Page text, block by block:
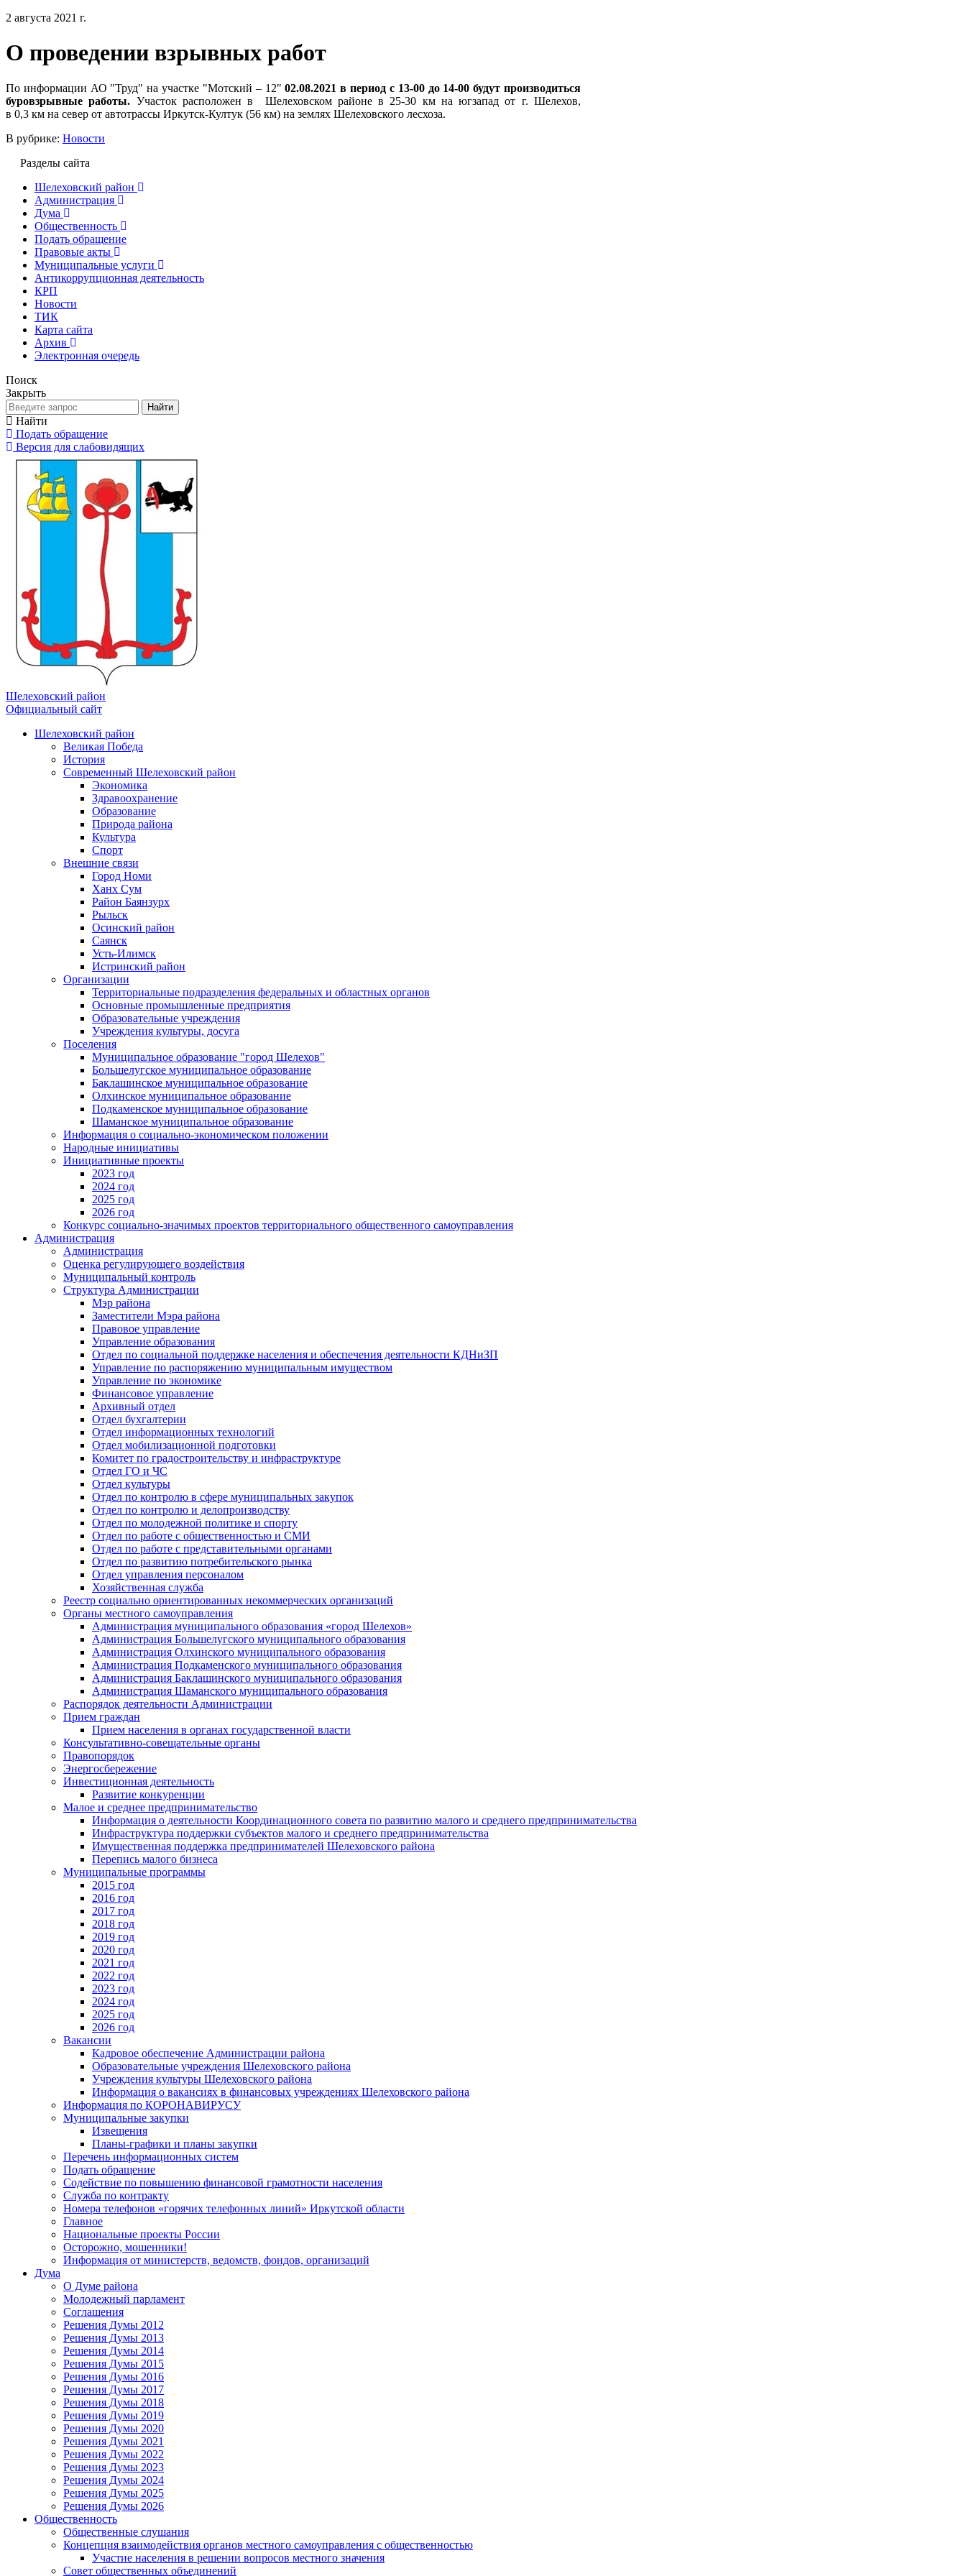
2 августа 2021 г.
О проведении взрывных работ
По информации АО "Труд" на участке "Мотский – 12" 02.08.2021 в период с 13-00 до 14-00 будут производиться
буровзрывные работы. Участок расположен в Шелеховском районе в 25-30 км на югзапад от г. Шелехов,
в 0,3 км на север от автотрассы Иркутск-Култук (56 км) на землях Шелеховского лесхоза.
В рубрике: Новости
Разделы сайта
Шелеховский район
Администрация
Дума
Общественность
Подать обращение
Правовые акты
Муниципальные услуги
Антикоррупционная деятельность
КРП
Новости
ТИК
Карта сайта
Архив
Электронная очередь
Поиск
Закрыть
Найти
Найти
Подать обращение
Версия для слабовидящих
Шелеховский район
Официальный сайт
Шелеховский район
Великая Победа
История
Современный Шелеховский район
Экономика
Здравоохранение
Образование
Природа района
Культура
Спорт
Внешние связи
Город Номи
Ханх Сум
Район Баянзурх
Рыльск
Осинский район
Саянск
Усть-Илимск
Истринский район
Организации
Территориальные подразделения федеральных и областных органов
Основные промышленные предприятия
Образовательные учреждения
Учреждения культуры, досуга
Поселения
Муниципальное образование "город Шелехов"
Большелугское муниципальное образование
Баклашинское муниципальное образование
Олхинское муниципальное образование
Подкаменское муниципальное образование
Шаманское муниципальное образование
Информация о социально-экономическом положении
Народные инициативы
Инициативные проекты
2023 год
2024 год
2025 год
2026 год
Конкурс социально-значимых проектов территориального общественного самоуправления
Администрация
Администрация
Оценка регулирующего воздействия
Муниципальный контроль
Структура Администрации
Мэр района
Заместители Мэра района
Правовое управление
Управление образования
Отдел по социальной поддержке населения и обеспечения деятельности КДНиЗП
Управление по распоряжению муниципальным имуществом
Управление по экономике
Финансовое управление
Архивный отдел
Отдел бухгалтерии
Отдел информационных технологий
Отдел мобилизационной подготовки
Комитет по градостроительству и инфраструктуре
Отдел ГО и ЧС
Отдел культуры
Отдел по контролю в сфере муниципальных закупок
Отдел по контролю и делопроизводству
Отдел по молодежной политике и спорту
Отдел по работе с общественностью и СМИ
Отдел по работе с представительными органами
Отдел по развитию потребительского рынка
Отдел управления персоналом
Хозяйственная служба
Реестр социально ориентированных некоммерческих организаций
Органы местного самоуправления
Администрация муниципального образования «город Шелехов»
Администрация Большелугского муниципального образования
Администрация Олхинского муниципального образования
Администрация Подкаменского муниципального образования
Администрация Баклашинского муниципального образования
Администрация Шаманского муниципального образования
Распорядок деятельности Администрации
Прием граждан
Прием населения в органах государственной власти
Консультативно-совещательные органы
Правопорядок
Энергосбережение
Инвестиционная деятельность
Развитие конкуренции
Малое и среднее предпринимательство
Информация о деятельности Координационного совета по развитию малого и среднего предпринимательства
Инфраструктура поддержки субъектов малого и среднего предпринимательства
Имущественная поддержка предпринимателей Шелеховского района
Перепись малого бизнеса
Муниципальные программы
2015 год
2016 год
2017 год
2018 год
2019 год
2020 год
2021 год
2022 год
2023 год
2024 год
2025 год
2026 год
Вакансии
Кадровое обеспечение Администрации района
Образовательные учреждения Шелеховского района
Учреждения культуры Шелеховского района
Информация о вакансиях в финансовых учреждениях Шелеховского района
Информация по КОРОНАВИРУСУ
Муниципальные закупки
Извещения
Планы-графики и планы закупки
Перечень информационных систем
Подать обращение
Содействие по повышению финансовой грамотности населения
Служба по контракту
Номера телефонов «горячих телефонных линий» Иркутской области
Главное
Национальные проекты России
Осторожно, мошенники!
Информация от министерств, ведомств, фондов, организаций
Дума
О Думе района
Молодежный парламент
Соглашения
Решения Думы 2012
Решения Думы 2013
Решения Думы 2014
Решения Думы 2015
Решения Думы 2016
Решения Думы 2017
Решения Думы 2018
Решения Думы 2019
Решения Думы 2020
Решения Думы 2021
Решения Думы 2022
Решения Думы 2023
Решения Думы 2024
Решения Думы 2025
Решения Думы 2026
Общественность
Общественные слушания
Концепция взаимодействия органов местного самоуправления с общественностью
Участие населения в решении вопросов местного значения
Совет общественных объединений